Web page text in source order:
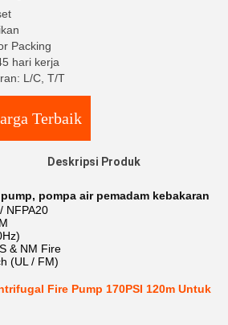
Packing
hari kerja
L/C, T/T
Terbaik
Deskripsi Produk
, pompa air pemadam kebakaran
NFPA20
& NM Fire
(UL / FM)
Fire Pump 170PSI 120m Untuk